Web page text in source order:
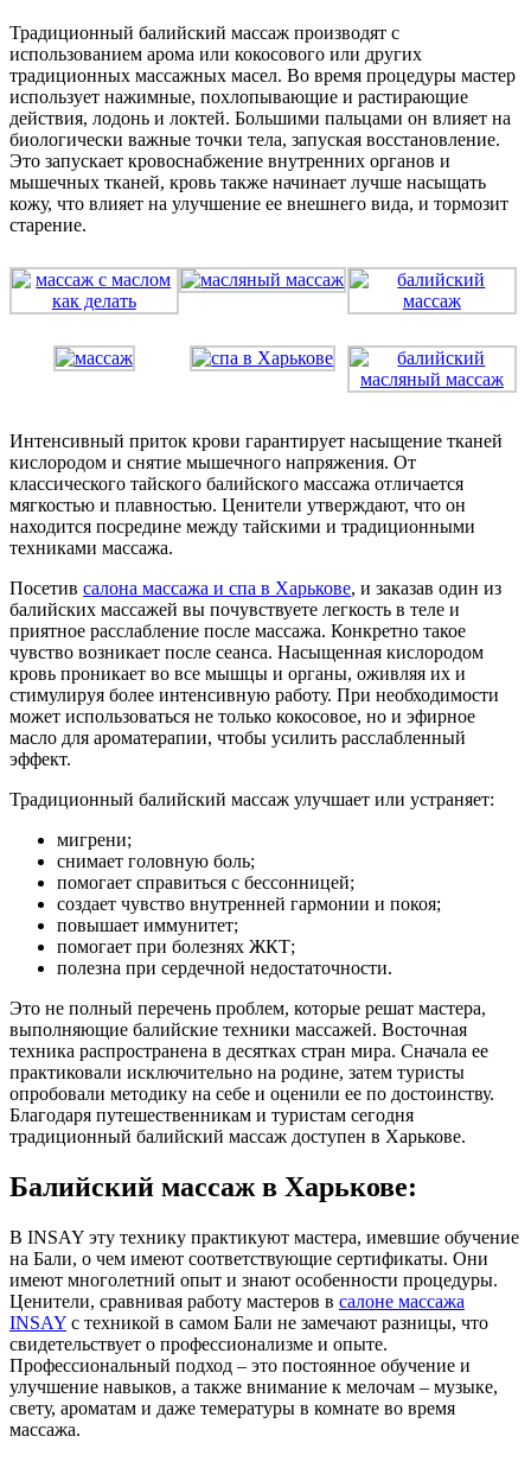
Традиционный балийский массаж производят с
использованием арома или кокосового или других
традиционных массажных масел. Во время процедуры мастер
использует нажимные, похлопывающие и растирающие
действия, лодонь и локтей. Большими пальцами он влияет на
биологически важные точки тела, запуская восстановление.
Это запускает кровоснабжение внутренних органов и
мышечных тканей, кровь также начинает лучше насыщать
кожу, что влияет на улучшение ее внешнего вида, и тормозит
старение.
Интенсивный приток крови гарантирует насыщение тканей
кислородом и снятие мышечного напряжения. От
классического тайского балийского массажа отличается
мягкостью и плавностью. Ценители утверждают, что он
находится посредине между тайскими и традиционными
техниками массажа.
Посетив салона массажа и спа в Харькове, и заказав один из
балийских массажей вы почувствуете легкость в теле и
приятное расслабление после массажа. Конкретно такое
чувство возникает после сеанса. Насыщенная кислородом
кровь проникает во все мышцы и органы, оживляя их и
стимулируя более интенсивную работу. При необходимости
может использоваться не только кокосовое, но и эфирное
масло для ароматерапии, чтобы усилить расслабленный
эффект.
Традиционный балийский массаж улучшает или устраняет:
мигрени;
снимает головную боль;
помогает справиться с бессонницей;
создает чувство внутренней гармонии и покоя;
повышает иммунитет;
помогает при болезнях ЖКТ;
полезна при сердечной недостаточности.
Это не полный перечень проблем, которые решат мастера,
выполняющие балийские техники массажей. Восточная
техника распространена в десятках стран мира. Сначала ее
практиковали исключительно на родине, затем туристы
опробовали методику на себе и оценили ее по достоинству.
Благодаря путешественникам и туристам сегодня
традиционный балийский массаж доступен в Харькове.
Балийский массаж в Харькове:
В INSAY эту технику практикуют мастера, имевшие обучение
на Бали, о чем имеют соответствующие сертификаты. Они
имеют многолетний опыт и знают особенности процедуры.
Ценители, сравнивая работу мастеров в салоне массажа
INSAY с техникой в самом Бали не замечают разницы, что
свидетельствует о профессионализме и опыте.
Профессиональный подход – это постоянное обучение и
улучшение навыков, а также внимание к мелочам – музыке,
свету, ароматам и даже темературы в комнате во время
массажа.